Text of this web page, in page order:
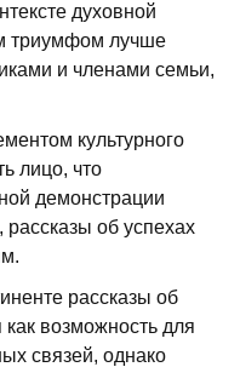
духовной
триумфом лучше
и членами семьи,
культурного
лицо, что
демонстрации
об успехах
рассказы об
возможность для
связей, однако